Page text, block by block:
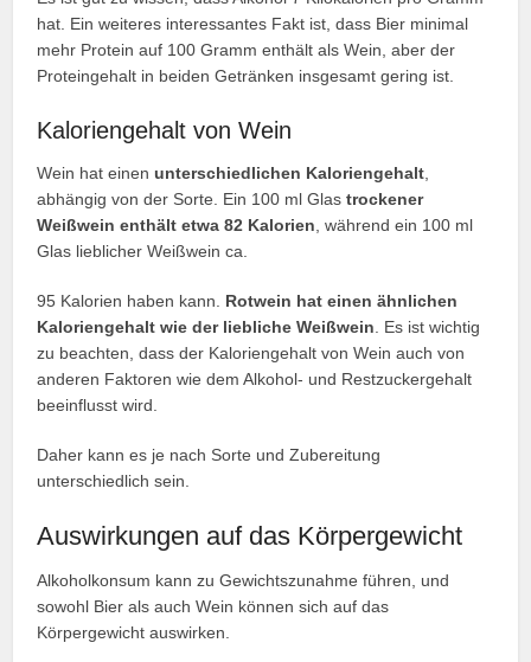
hat. Ein weiteres interessantes Fakt ist, dass Bier minimal
mehr Protein auf 100 Gramm enthält als Wein, aber der
Proteingehalt in beiden Getränken insgesamt gering ist.
Kaloriengehalt von Wein
Wein hat einenunterschiedlichen Kaloriengehalt
abhängig von der Sorte. Ein 100 ml Glastrockener
Weißwein enthält etwa 82 Kalorien , während ein 100 ml
Glas lieblicher Weißwein ca.
95 Kalorien haben kann. Rotwein hat einen ähnlichen
Kaloriengehalt wie der liebliche Weißwein . Es ist wichtig
zu beachten, dass der Kaloriengehalt von Wein auch von
anderen Faktoren wie dem Alkohol- und Restzuckergehalt
beeinflusst wird.
Daher kann es je nach Sorte und Zubereitung
unterschiedlich sein.
Auswirkungen auf das Körpergewicht
Alkoholkonsum kann zu Gewichtszunahme führen, und
sowohl Bier als auch Wein können sich auf das
Körpergewicht auswirken.